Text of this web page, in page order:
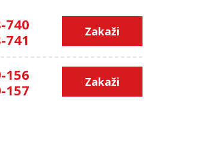
740
741
Zakaži
156
157
Zakaži